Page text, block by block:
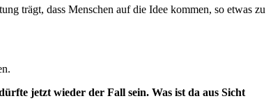
trägt, dass Menschen auf die Idee kommen, so etwas zu
jetzt wieder der Fall sein. Was ist da aus Sicht